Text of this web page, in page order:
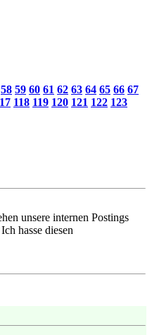
58 59 60 61 62 63 64 65 66 67
118 119 120 121 122 123
unsere internen Postings
hasse diesen